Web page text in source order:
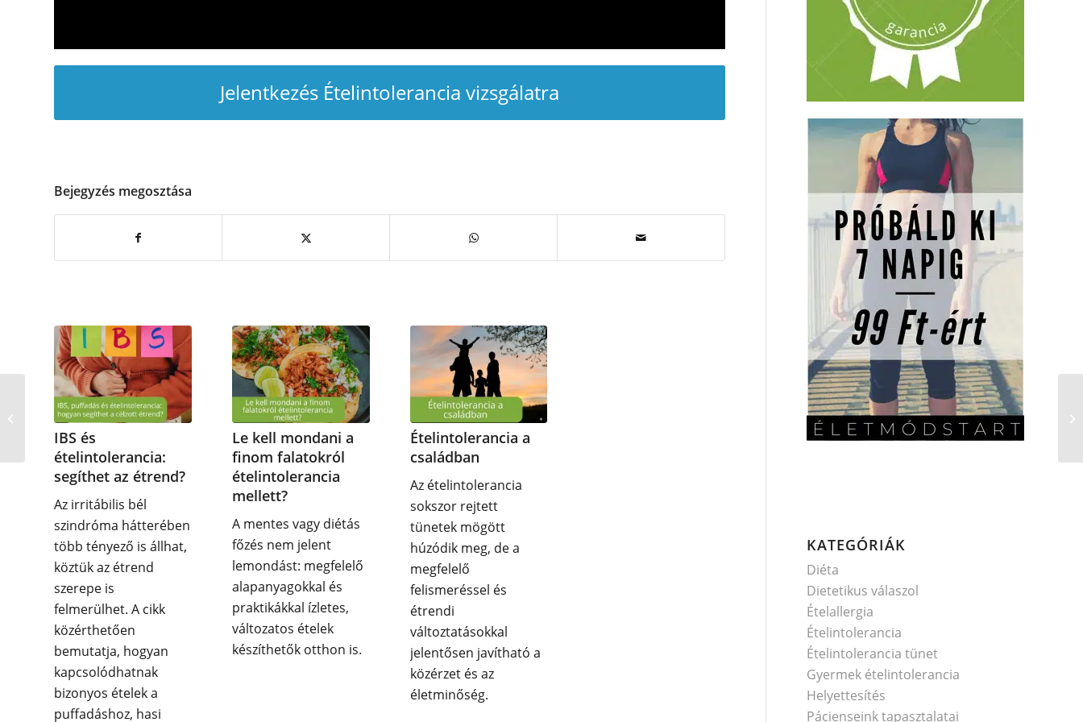
Jelentkezés Ételintolerancia vizsgálatra
Bejegyzés megosztása
IBS és
ételintolerancia:
segíthet az étrend?
Az irritábilis bél
szindróma hátterében
több tényező is állhat,
köztük az étrend
szerepe is
felmerülhet. A cikk
közérthetően
bemutatja, hogyan
kapcsolódhatnak
bizonyos ételek a
puffadáshoz, hasi
Le kell mondani a
finom falatokról
ételintolerancia
mellett?
A mentes vagy diétás
főzés nem jelent
lemondást: megfelelő
alapanyagokkal és
praktikákkal ízletes,
változatos ételek
készíthetők otthon is.
Ételintolerancia a
családban
Az ételintolerancia
sokszor rejtett
tünetek mögött
húzódik meg, de a
megfelelő
felismeréssel és
étrendi
változtatásokkal
jelentősen javítható a
közérzet és az
életminőség.
KATEGÓRIÁK
Diéta
Dietetikus válaszol
Ételallergia
Ételintolerancia
Ételintolerancia tünet
Gyermek ételintolerancia
Helyettesítés
Pácienseink tapasztalatai
Nálunk járt Bocsi Viki is
ételintolerancia
vizsgálaton